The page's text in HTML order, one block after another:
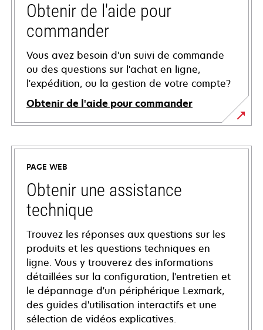
Obtenir de l'aide pour
commander
Vous avez besoin d'un suivi de commande
ou des questions sur l'achat en ligne,
l'expédition, ou la gestion de votre compte?
Obtenir de l'aide pour commander
PAGE WEB
Obtenir une assistance
technique
Trouvez les réponses aux questions sur les
produits et les questions techniques en
ligne. Vous y trouverez des informations
détaillées sur la configuration, l'entretien et
le dépannage d'un périphérique Lexmark,
des guides d'utilisation interactifs et une
sélection de vidéos explicatives.